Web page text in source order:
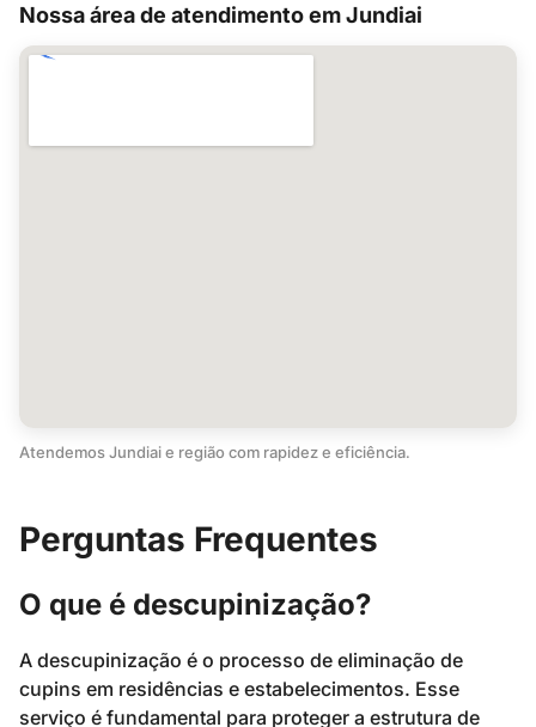
Nossa área de atendimento em Jundiai
Atendemos Jundiai e região com rapidez e eficiência.
Perguntas Frequentes
O que é descupinização?
A descupinização é o processo de eliminação de
cupins em residências e estabelecimentos. Esse
serviço é fundamental para proteger a estrutura de